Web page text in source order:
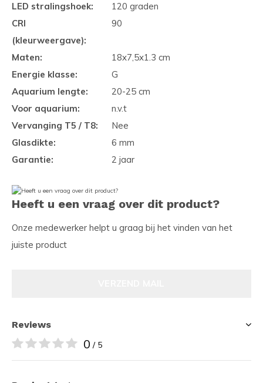
LED stralingshoek:
120 graden
CRI
(kleurweergave):
90
Maten:
18x7,5x1.3 cm
Energie klasse:
G
Aquarium lengte:
20-25 cm
Voor aquarium:
n.v.t
Vervanging T5 / T8:
Nee
Glasdikte:
6 mm
Garantie:
2 jaar
Heeft u een vraag over dit product?
Onze medewerker helpt u graag bij het vinden van het
juiste product
Reviews
0 / 5